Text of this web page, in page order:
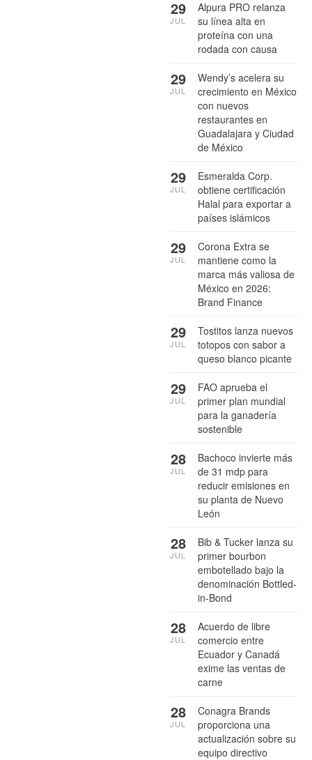
Alpura PRO relanza
su línea alta en
proteína con una
rodada con causa
29
JUL
Wendy’s acelera su
crecimiento en México
con nuevos
restaurantes en
Guadalajara y Ciudad
de México
29
JUL
Esmeralda Corp.
obtiene certificación
Halal para exportar a
países islámicos
29
JUL
Corona Extra se
mantiene como la
marca más valiosa de
México en 2026:
Brand Finance
29
JUL
Tostitos lanza nuevos
totopos con sabor a
queso blanco picante
29
JUL
FAO aprueba el
primer plan mundial
para la ganadería
sostenible
29
JUL
Bachoco invierte más
de 31 mdp para
reducir emisiones en
su planta de Nuevo
León
28
JUL
Bib & Tucker lanza su
primer bourbon
embotellado bajo la
denominación Bottled-
in-Bond
28
JUL
Acuerdo de libre
comercio entre
Ecuador y Canadá
exime las ventas de
carne
28
JUL
Conagra Brands
proporciona una
actualización sobre su
equipo directivo
28
JUL